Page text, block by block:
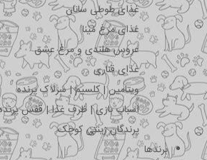
غذای طوطی سانان
غذای مرغ مینا
عروس هلندی و مرغ عشق
غذای قناری
ویتامین | کلسیم | سرلاک پرنده
اسباب بازی | ظرف غذا | قفس
پرندگان زینتی کوچک
برندها